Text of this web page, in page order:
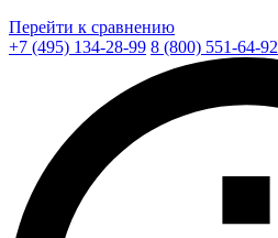
Перейти к сравнению
+7 (495) 134-28-99 8 (800) 551-64-92